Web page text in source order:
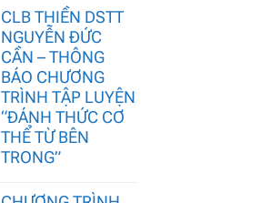
CLB THIỀN DSTT
NGUYỄN ĐỨC
CẦN – THÔNG
BÁO CHƯƠNG
TRÌNH TẬP LUYỆN
“ĐÁNH THỨC CƠ
THỂ TỪ BÊN
TRONG”